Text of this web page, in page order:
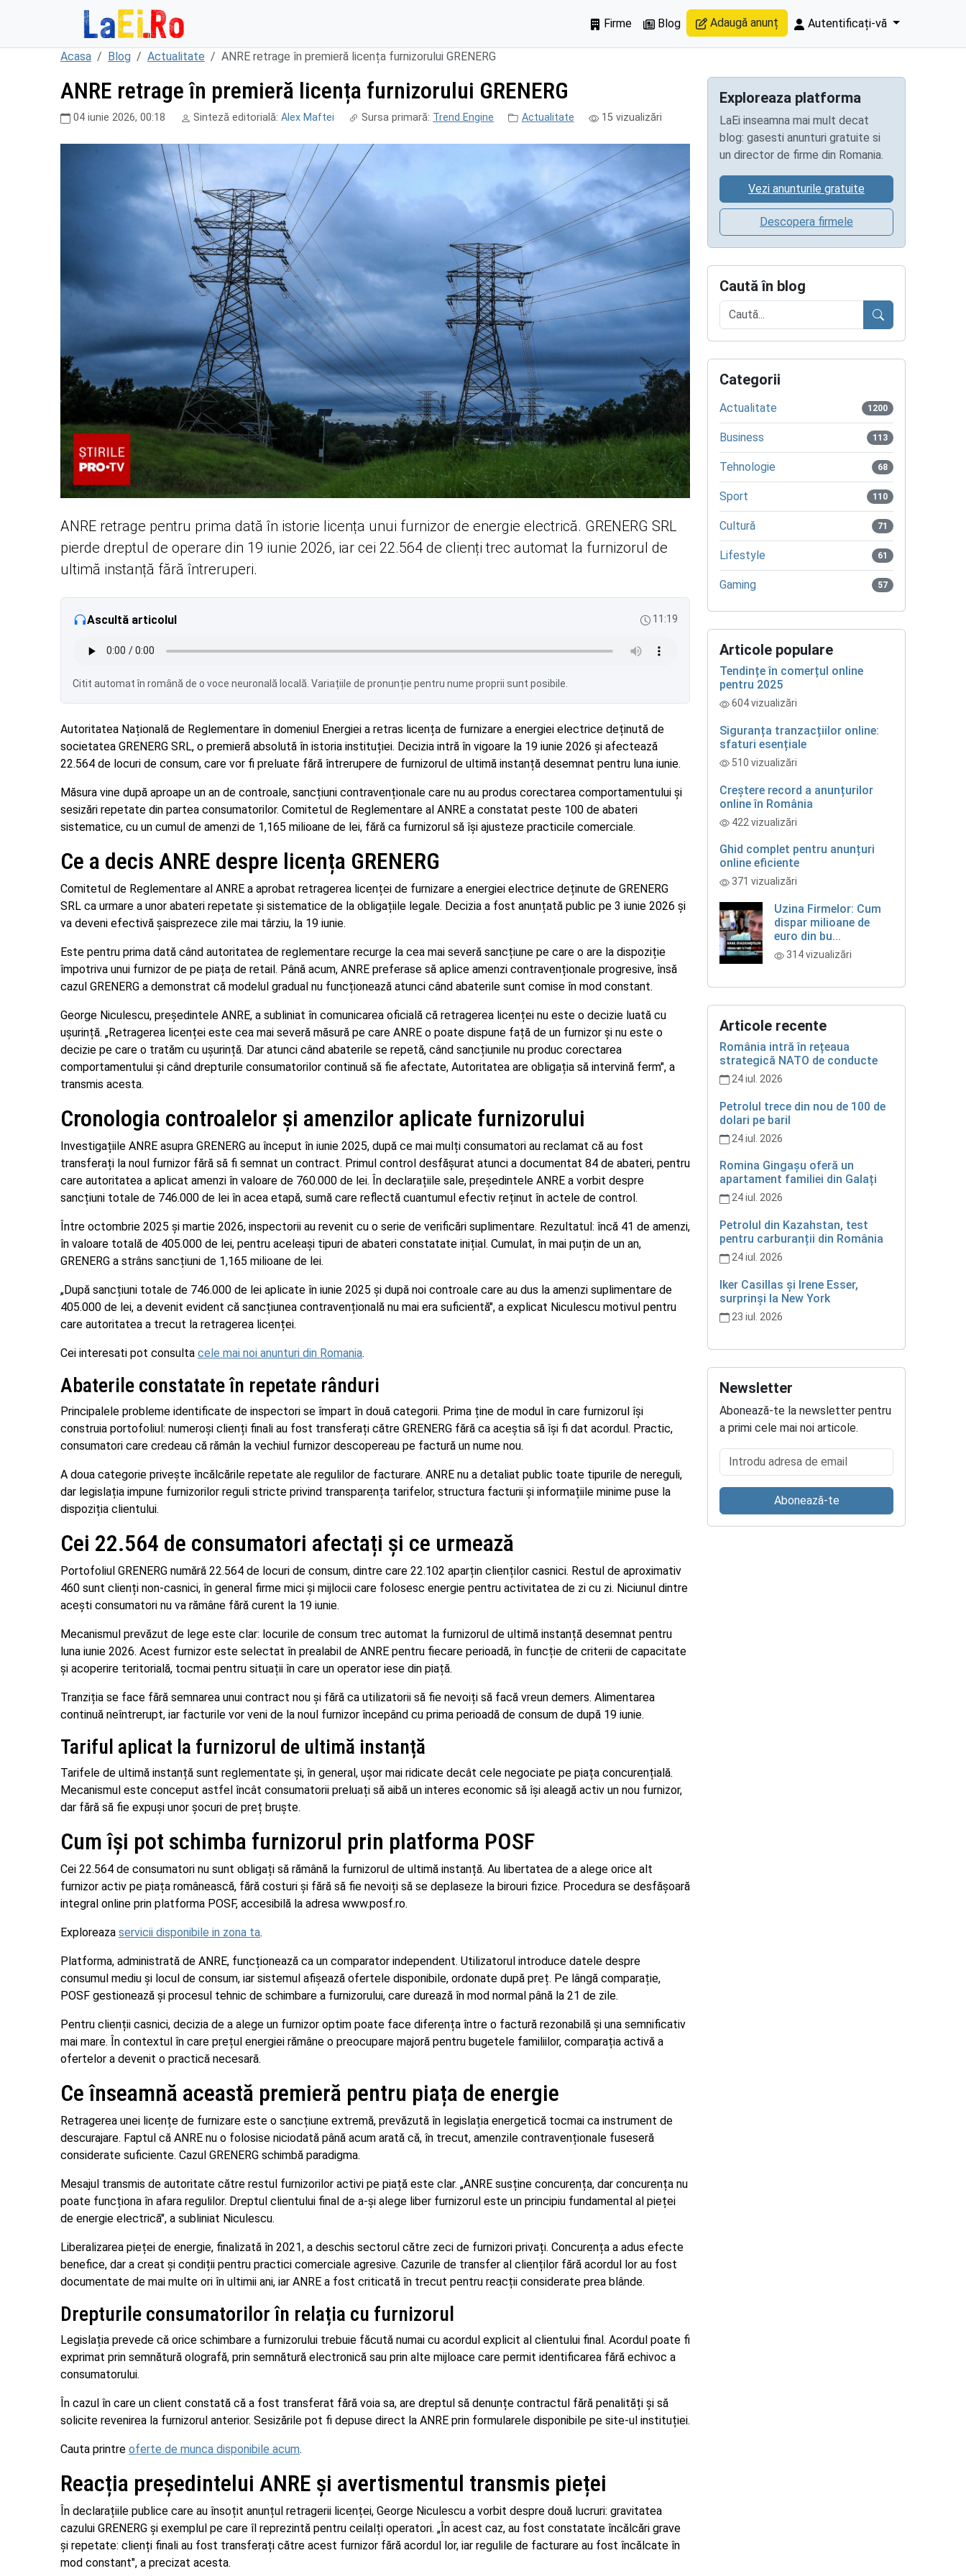
Firme
Blog Adaugă anunț Autentificați-vă
Acasa Blog Actualitate ANRE retrage în premieră licența furnizorului GRENERG
ANRE retrage în premieră licența furnizorului GRENERG
04 iunie 2026, 00:18 Sinteză editorială: Alex Maftei Sursa primară: Trend Engine Actualitate 15vizualizări
ANRE retrage pentru prima dată în istorie licența unui furnizor de energie electrică. GRENERG SRL
pierde dreptul de operare din 19 iunie 2026, iar cei 22.564 de clienți trec automat la furnizorul de
ultimă instanță fără întreruperi.
Ascultă articolul 11:19
Citit automat în română de o voce neuronală locală. Variațiile de pronunție pentru nume proprii sunt posibile.
Autoritatea Națională de Reglementare în domeniul Energiei a retras licența de furnizare a energiei electrice deținută de
societatea GRENERG SRL, o premieră absolută în istoria instituției. Decizia intră în vigoare la 19 iunie 2026 și afectează
22.564 de locuri de consum, care vor fi preluate fără întrerupere de furnizorul de ultimă instanță desemnat pentru luna iunie.
Măsura vine după aproape un an de controale, sancțiuni contravenționale care nu au produs corectarea comportamentului și
sesizări repetate din partea consumatorilor. Comitetul de Reglementare al ANRE a constatat peste 100 de abateri
sistematice, cu un cumul de amenzi de 1,165 milioane de lei, fără ca furnizorul să își ajusteze practicile comerciale.
Ce a decis ANRE despre licența GRENERG
Comitetul de Reglementare al ANRE a aprobat retragerea licenței de furnizare a energiei electrice deținute de GRENERG
SRL ca urmare a unor abateri repetate și sistematice de la obligațiile legale. Decizia a fost anunțată public pe 3 iunie 2026 și
va deveni efectivă șaisprezece zile mai târziu, la 19 iunie.
Este pentru prima dată când autoritatea de reglementare recurge la cea mai severă sancțiune pe care o are la dispoziție
împotriva unui furnizor de pe piața de retail. Până acum, ANRE preferase să aplice amenzi contravenționale progresive, însă
cazul GRENERG a demonstrat că modelul gradual nu funcționează atunci când abaterile sunt comise în mod constant.
George Niculescu, președintele ANRE, a subliniat în comunicarea oficială că retragerea licenței nu este o decizie luată cu
ușurință. „Retragerea licenței este cea mai severă măsură pe care ANRE o poate dispune față de un furnizor și nu este o
decizie pe care o tratăm cu ușurință. Dar atunci când abaterile se repetă, când sancțiunile nu produc corectarea
comportamentului și când drepturile consumatorilor continuă să fie afectate, Autoritatea are obligația să intervină ferm", a
transmis acesta.
Cronologia controalelor și amenzilor aplicate furnizorului
Investigațiile ANRE asupra GRENERG au început în iunie 2025, după ce mai mulți consumatori au reclamat că au fost
transferați la noul furnizor fără să fi semnat un contract. Primul control desfășurat atunci a documentat 84 de abateri, pentru
care autoritatea a aplicat amenzi în valoare de 760.000 de lei. În declarațiile sale, președintele ANRE a vorbit despre
sancțiuni totale de 746.000 de lei în acea etapă, sumă care reflectă cuantumul efectiv reținut în actele de control.
Între octombrie 2025 și martie 2026, inspectorii au revenit cu o serie de verificări suplimentare. Rezultatul: încă 41 de amenzi,
în valoare totală de 405.000 de lei, pentru aceleași tipuri de abateri constatate inițial. Cumulat, în mai puțin de un an,
GRENERG a strâns sancțiuni de 1,165 milioane de lei.
„După sancțiuni totale de 746.000 de lei aplicate în iunie 2025 și după noi controale care au dus la amenzi suplimentare de
405.000 de lei, a devenit evident că sancțiunea contravențională nu mai era suficientă", a explicat Niculescu motivul pentru
care autoritatea a trecut la retragerea licenței.
Cei interesati pot consulta cele mai noi anunturi din Romania.
Abaterile constatate în repetate rânduri
Principalele probleme identificate de inspectori se împart în două categorii. Prima ține de modul în care furnizorul își
construia portofoliul: numeroși clienți finali au fost transferați către GRENERG fără ca aceștia să își fi dat acordul. Practic,
consumatori care credeau că rămân la vechiul furnizor descopereau pe factură un nume nou.
A doua categorie privește încălcările repetate ale regulilor de facturare. ANRE nu a detaliat public toate tipurile de nereguli,
dar legislația impune furnizorilor reguli stricte privind transparența tarifelor, structura facturii și informațiile minime puse la
dispoziția clientului.
Cei 22.564 de consumatori afectați și ce urmează
Portofoliul GRENERG numără 22.564 de locuri de consum, dintre care 22.102 aparțin clienților casnici. Restul de aproximativ
460 sunt clienți non-casnici, în general firme mici și mijlocii care folosesc energie pentru activitatea de zi cu zi. Niciunul dintre
acești consumatori nu va rămâne fără curent la 19 iunie.
Mecanismul prevăzut de lege este clar: locurile de consum trec automat la furnizorul de ultimă instanță desemnat pentru
luna iunie 2026. Acest furnizor este selectat în prealabil de ANRE pentru fiecare perioadă, în funcție de criterii de capacitate
și acoperire teritorială, tocmai pentru situații în care un operator iese din piață.
Tranziția se face fără semnarea unui contract nou și fără ca utilizatorii să fie nevoiți să facă vreun demers. Alimentarea
continuă neîntrerupt, iar facturile vor veni de la noul furnizor începând cu prima perioadă de consum de după 19 iunie.
Tariful aplicat la furnizorul de ultimă instanță
Tarifele de ultimă instanță sunt reglementate și, în general, ușor mai ridicate decât cele negociate pe piața concurențială.
Mecanismul este conceput astfel încât consumatorii preluați să aibă un interes economic să își aleagă activ un nou furnizor,
dar fără să fie expuși unor șocuri de preț bruște.
Cum își pot schimba furnizorul prin platforma POSF
Cei 22.564 de consumatori nu sunt obligați să rămână la furnizorul de ultimă instanță. Au libertatea de a alege orice alt
furnizor activ pe piața românească, fără costuri și fără să fie nevoiți să se deplaseze la birouri fizice. Procedura se desfășoară
integral online prin platforma POSF, accesibilă la adresa www.posf.ro.
Exploreaza servicii disponibile in zona ta.
Platforma, administrată de ANRE, funcționează ca un comparator independent. Utilizatorul introduce datele despre
consumul mediu și locul de consum, iar sistemul afișează ofertele disponibile, ordonate după preț. Pe lângă comparație,
POSF gestionează și procesul tehnic de schimbare a furnizorului, care durează în mod normal până la 21 de zile.
Pentru clienții casnici, decizia de a alege un furnizor optim poate face diferența între o factură rezonabilă și una semnificativ
mai mare. În contextul în care prețul energiei rămâne o preocupare majoră pentru bugetele familiilor, comparația activă a
ofertelor a devenit o practică necesară.
Ce înseamnă această premieră pentru piața de energie
Retragerea unei licențe de furnizare este o sancțiune extremă, prevăzută în legislația energetică tocmai ca instrument de
descurajare. Faptul că ANRE nu o folosise niciodată până acum arată că, în trecut, amenzile contravenționale fuseseră
considerate suficiente. Cazul GRENERG schimbă paradigma.
Mesajul transmis de autoritate către restul furnizorilor activi pe piață este clar. „ANRE susține concurența, dar concurența nu
poate funcționa în afara regulilor. Dreptul clientului final de a-și alege liber furnizorul este un principiu fundamental al pieței
de energie electrică", a subliniat Niculescu.
Liberalizarea pieței de energie, finalizată în 2021, a deschis sectorul către zeci de furnizori privați. Concurența a adus efecte
benefice, dar a creat și condiții pentru practici comerciale agresive. Cazurile de transfer al clienților fără acordul lor au fost
documentate de mai multe ori în ultimii ani, iar ANRE a fost criticată în trecut pentru reacții considerate prea blânde.
Drepturile consumatorilor în relația cu furnizorul
Legislația prevede că orice schimbare a furnizorului trebuie făcută numai cu acordul explicit al clientului final. Acordul poate fi
exprimat prin semnătură olografă, prin semnătură electronică sau prin alte mijloace care permit identificarea fără echivoc a
consumatorului.
În cazul în care un client constată că a fost transferat fără voia sa, are dreptul să denunțe contractul fără penalități și să
solicite revenirea la furnizorul anterior. Sesizările pot fi depuse direct la ANRE prin formularele disponibile pe site-ul instituției.
Cauta printre oferte de munca disponibile acum.
Reacția președintelui ANRE și avertismentul transmis pieței
În declarațiile publice care au însoțit anunțul retragerii licenței, George Niculescu a vorbit despre două lucruri: gravitatea
cazului GRENERG și exemplul pe care îl reprezintă pentru ceilalți operatori. „În acest caz, au fost constatate încălcări grave
și repetate: clienți finali au fost transferați către acest furnizor fără acordul lor, iar regulile de facturare au fost încălcate în
mod constant", a precizat acesta.
Exploreaza platforma
LaEi inseamna mai mult decat
blog: gasesti anunturi gratuite si
un director de firme din Romania.
Vezi anunturile gratuite
Descopera firmele
Caută în blog
Caută
Categorii
Actualitate 1200
Business 113
Tehnologie 68
Sport 110
Cultură 71
Lifestyle 61
Gaming 57
Articole populare
Tendințe în comerțul online
pentru 2025
604 vizualizări
Siguranța tranzacțiilor online:
sfaturi esențiale
510 vizualizări
Creștere record a anunțurilor
online în România
422 vizualizări
Ghid complet pentru anunțuri
online eficiente
371 vizualizări
Uzina Firmelor: Cum
dispar milioane de
euro din bu...
314 vizualizări
Articole recente
România intră în rețeaua
strategică NATO de conducte
24 iul. 2026
Petrolul trece din nou de 100 de
dolari pe baril
24 iul. 2026
Romina Gingașu oferă un
apartament familiei din Galați
24 iul. 2026
Petrolul din Kazahstan, test
pentru carburanții din România
24 iul. 2026
Iker Casillas și Irene Esser,
surprinși la New York
23 iul. 2026
Newsletter
Abonează-te la newsletter pentru
a primi cele mai noi articole.
Introdu adresa de email
Abonează-te